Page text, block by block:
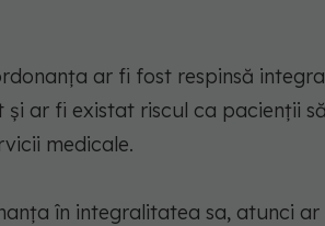
ar fi fost respinsă
ar fi existat riscul ca pacienţii
medicale.
în integralitatea sa, atunci